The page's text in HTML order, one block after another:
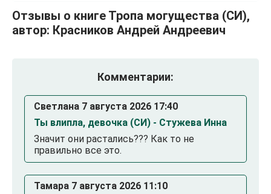
Отзывы о книге Тропа могущества (СИ),
автор: Красников Андрей Андреевич
Комментарии:
Светлана 7 августа 2026 17:40
Ты влипла, девочка (СИ) - Стужева Инна
Значит они растались??? Как то не
правильно все это.
Тамара 7 августа 2026 11:10